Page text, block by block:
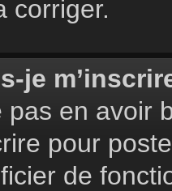
corriger.
je
en avoir
pour
de